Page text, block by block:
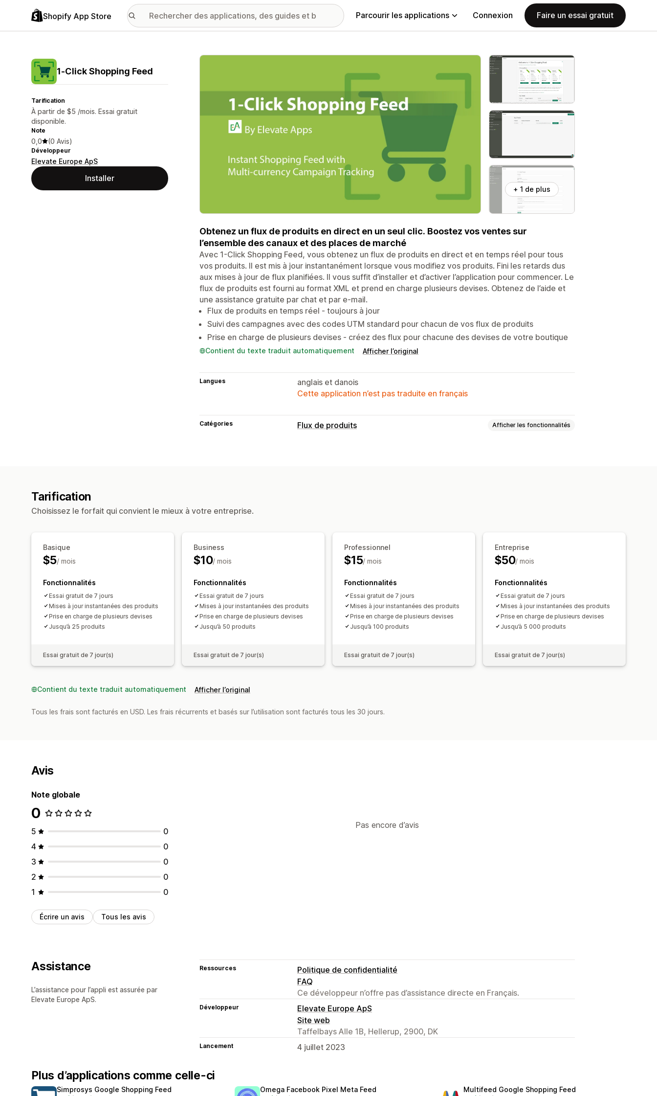
Shopify App Store Parcourir les applications Connexion Faire un essai gratuit
1‑Click Shopping Feed
Tarification
À partir de $5 /mois. Essai gratuit
disponible.
Note
0,0 (0 Avis)
Développeur
Elevate Europe ApS
Installer
Galerie d’images vedette
+ 1 de plus
Obtenez un flux de produits en direct en un seul clic. Boostez vos ventes sur
l’ensemble des canaux et des places de marché
Avec 1-Click Shopping Feed, vous obtenez un flux de produits en direct et en temps réel pour tous
vos produits. Il est mis à jour instantanément lorsque vous modifiez vos produits. Fini les retards dus
aux mises à jour de flux planifiées. Il vous suffit d’installer et d’activer l’application pour commencer. Le
flux de produits est fourni au format XML et prend en charge plusieurs devises. Obtenez de l’aide et
une assistance gratuite par chat et par e-mail.
Flux de produits en temps réel - toujours à jour
Suivi des campagnes avec des codes UTM standard pour chacun de vos flux de produits
Prise en charge de plusieurs devises - créez des flux pour chacune des devises de votre boutique
Contient du texte traduit automatiquement Afficher l’original
Langues
anglais et danois
Cette application n’est pas traduite en français
Catégories Flux de produits Afficher les fonctionnalités
Tarification
Choisissez le forfait qui convient le mieux à votre entreprise.
Basique
$5/ mois
Fonctionnalités
Essai gratuit de 7 jours
Mises à jour instantanées des produits
Prise en charge de plusieurs devises
Jusqu’à 25 produits
Essai gratuit de 7 jour(s)
Business
$10/ mois
Fonctionnalités
Essai gratuit de 7 jours
Mises à jour instantanées des produits
Prise en charge de plusieurs devises
Jusqu’à 50 produits
Essai gratuit de 7 jour(s)
Professionnel
$15/ mois
Fonctionnalités
Essai gratuit de 7 jours
Mises à jour instantanées des produits
Prise en charge de plusieurs devises
Jusqu’à 100 produits
Essai gratuit de 7 jour(s)
Entreprise
$50/ mois
Fonctionnalités
Essai gratuit de 7 jours
Mises à jour instantanées des produits
Prise en charge de plusieurs devises
Jusqu’à 5 000 produits
Essai gratuit de 7 jour(s)
Contient du texte traduit automatiquement Afficher l’original
Tous les frais sont facturés en USD. Les frais récurrents et basés sur l’utilisation sont facturés tous les 30 jours.
Avis
Note globale
0
5
0
4
0
3
0
2
0
1
0
Écrire un avis Tous les avis
Pas encore d’avis
Assistance
L’assistance pour l’appli est assurée par
Elevate Europe ApS.
Ressources
Politique de confidentialité
FAQ
Ce développeur n’offre pas d’assistance directe en Français.
Développeur
Elevate Europe ApS
Site web
Taffelbays Alle 1B, Hellerup, 2900, DK
Lancement 4 juillet 2023
Plus d’applications comme celle-ci
Simprosys Google Shopping Feed Omega Facebook Pixel Meta Feed Multifeed Google Shopping Feed